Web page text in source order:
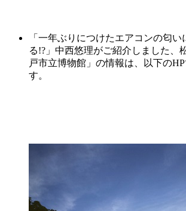
「一年ぶりにつけたエアコンの匂い
る!?」中西悠理がご紹介しました、
戸市立博物館」の情報は、以下の
す。